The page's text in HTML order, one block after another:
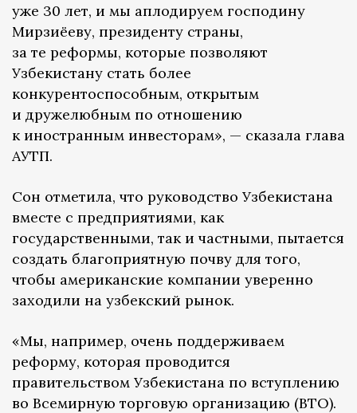
уже 30 лет, и мы аплодируем господину
Мирзиёеву, президенту страны,
за те реформы, которые позволяют
Узбекистану стать более
конкурентоспособным, открытым
и дружелюбным по отношению
к иностранным инвесторам», — сказала глава
АУТП.
Сон отметила, что руководство Узбекистана
вместе с предприятиями, как
государственными, так и частными, пытается
создать благоприятную почву для того,
чтобы американские компании уверенно
заходили на узбекский рынок.
«Мы, например, очень поддерживаем
реформу, которая проводится
правительством Узбекистана по вступлению
во Всемирную торговую организацию (ВТО).